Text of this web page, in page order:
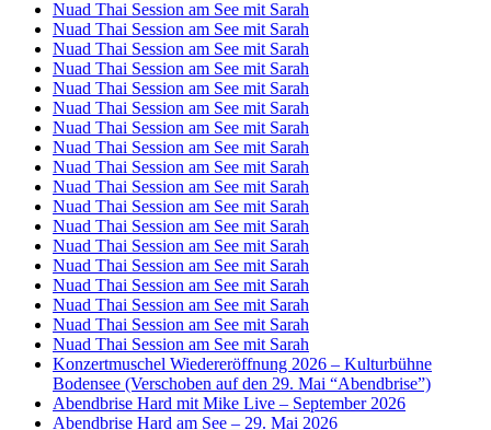
Nuad Thai Session am See mit Sarah
Nuad Thai Session am See mit Sarah
Nuad Thai Session am See mit Sarah
Nuad Thai Session am See mit Sarah
Nuad Thai Session am See mit Sarah
Nuad Thai Session am See mit Sarah
Nuad Thai Session am See mit Sarah
Nuad Thai Session am See mit Sarah
Nuad Thai Session am See mit Sarah
Nuad Thai Session am See mit Sarah
Nuad Thai Session am See mit Sarah
Nuad Thai Session am See mit Sarah
Nuad Thai Session am See mit Sarah
Nuad Thai Session am See mit Sarah
Nuad Thai Session am See mit Sarah
Nuad Thai Session am See mit Sarah
Nuad Thai Session am See mit Sarah
Nuad Thai Session am See mit Sarah
Konzertmuschel Wiedereröffnung 2026 – Kulturbühne
Bodensee (Verschoben auf den 29. Mai “Abendbrise”)
Abendbrise Hard mit Mike Live – September 2026
Abendbrise Hard am See – 29. Mai 2026